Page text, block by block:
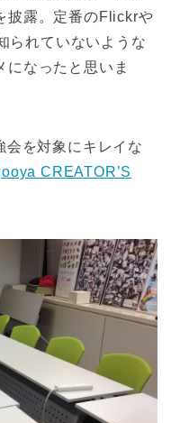
披露。定番のFlickrや
られていないような
になったと思いま
会を対象にキレイな
CREATOR’S